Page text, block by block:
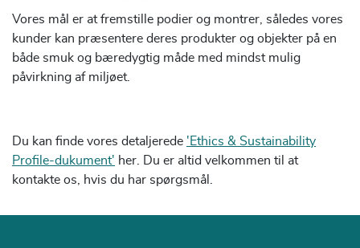
Vores mål er at fremstille podier og montrer, således vores
kunder kan præsentere deres produkter og objekter på en
både smuk og bæredygtig måde med mindst mulig
påvirkning af miljøet.
Du kan finde vores detaljerede 'Ethics & Sustainability
Profile-dukument' her. Du er altid velkommen til at
kontakte os, hvis du har spørgsmål.